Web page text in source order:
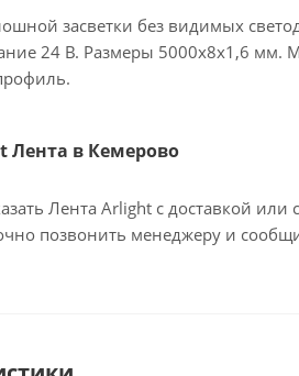
засветки без видимых
24 В. Размеры 5000х8х1,6 мм.
Лента в Кемерово
Лента Arlight с доставкой
позвонить менеджеру и